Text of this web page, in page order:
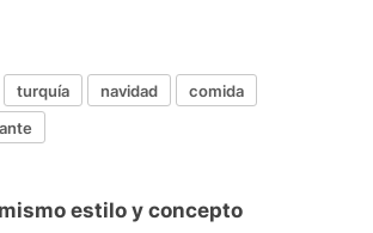
turquía navidad
comida
estilo y concepto